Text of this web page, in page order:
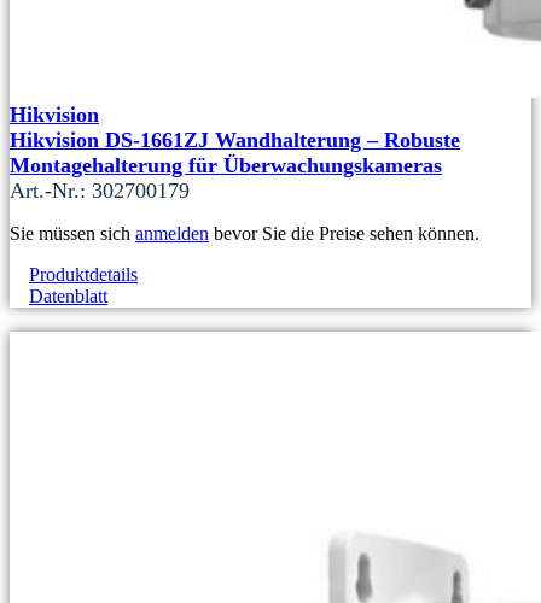
Hikvision
Hikvision DS-1661ZJ Wandhalterung – Robuste
Montagehalterung für Überwachungskameras
Art.-Nr.: 302700179
Sie müssen sich anmelden bevor Sie die Preise sehen können.
Produktdetails
Datenblatt